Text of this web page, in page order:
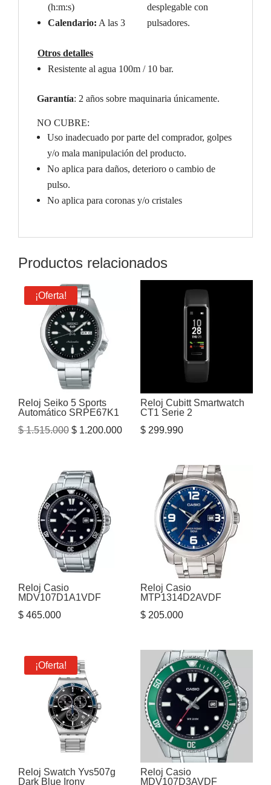
(h:m:s)
Calendario: A las 3
desplegable con
pulsadores.
Otros detalles
Resistente al agua 100m / 10 bar.
Garantía: 2 años sobre maquinaria únicamente.
NO CUBRE:
Uso inadecuado por parte del comprador, golpes
y/o mala manipulación del producto.
No aplica para daños, deterioro o cambio de
pulso.
No aplica para coronas y/o cristales
Productos relacionados
¡Oferta!
Reloj Seiko 5 Sports
Automático SRPE67K1
$1.515.000 El
era:
$ 1.515.000.
$ 1.200.000El
$ 1.200.000.
Reloj Cubitt Smartwatch
CT1 Serie 2
$299.990
Reloj Casio
MDV107D1A1VDF
$ 465.000
Reloj Casio
MTP1314D2AVDF
$205.000
¡Oferta!
Reloj Swatch Yvs507g
Dark Blue Irony
Reloj Casio
MDV107D3AVDF